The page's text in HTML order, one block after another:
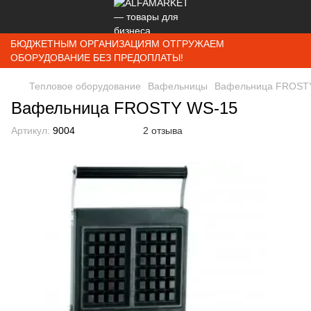
БЮДЖЕТНЫМ ОРГАНИЗАЦИЯМ ОТГРУЖАЕМ
ОБОРУДОВАНИЕ БЕЗ ПРЕДОПЛАТЫ!
Тепловое оборудование Вафельницы Вафельница
Вафельница FROSTY WS-15
Артикул: 9004 2 отзыва